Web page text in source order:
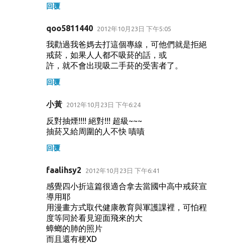
回覆
qoo5811440 2012年10月23日 下午5:05
我勸過我爸媽去打這個專線，可他們就是拒絕
戒菸，如果人人都不吸菸的話，或
許，就不會出現吸二手菸的受害者了。
回覆
小黃 2012年10月23日 下午6:24
反對抽煙!!!! 絕對!!! 超級~~~
抽菸又給周圍的人不快 嘖嘖
回覆
faalihsy2 2012年10月23日 下午6:41
感覺四小折這篇很適合拿去當國中高中戒菸宣
導用耶
用漫畫方式取代健康教育與軍護課裡，可怕程
度等同於看見迎面飛來的大
蟑螂的肺的照片
而且還有梗XD